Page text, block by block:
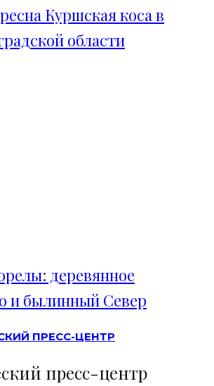
Куршская коса в
области
деревянное
и былинный Север
ПРЕСС-ЦЕНТР
пресс-центр